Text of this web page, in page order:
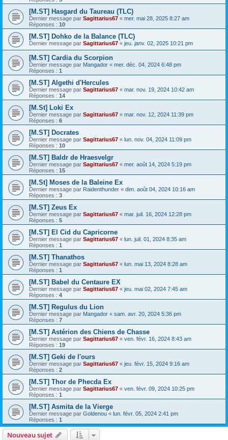
[M.ST] Hasgard du Taureau (TLC)
Dernier message par Sagittarius67 « mer. mai 28, 2025 8:27 am
Réponses : 10
[M.ST] Dohko de la Balance (TLC)
Dernier message par Sagittarius67 « jeu. janv. 02, 2025 10:21 pm
[M.ST] Cardia du Scorpion
Dernier message par Mangador « mer. déc. 04, 2024 6:48 pm
Réponses : 1
[M.ST] Algethi d'Hercules
Dernier message par Sagittarius67 « mar. nov. 19, 2024 10:42 am
Réponses : 14
[M.St] Loki Ex
Dernier message par Sagittarius67 « mar. nov. 12, 2024 11:39 pm
Réponses : 6
[M.ST] Docrates
Dernier message par Sagittarius67 « lun. nov. 04, 2024 11:09 pm
Réponses : 10
[M.ST] Baldr de Hraesvelgr
Dernier message par Sagittarius67 « mer. août 14, 2024 5:19 pm
Réponses : 15
[M.St] Moses de la Baleine Ex
Dernier message par Raidenthunder « dim. août 04, 2024 10:16 am
Réponses : 3
[M.ST] Zeus Ex
Dernier message par Sagittarius67 « mar. juil. 16, 2024 12:28 pm
Réponses : 5
[M.ST] El Cid du Capricorne
Dernier message par Sagittarius67 « lun. juil. 01, 2024 8:35 am
Réponses : 1
[M.ST] Thanathos
Dernier message par Sagittarius67 « lun. mai 13, 2024 8:28 am
Réponses : 1
[M.ST] Babel du Centaure EX
Dernier message par Sagittarius67 « jeu. mai 02, 2024 7:45 am
Réponses : 4
[M.ST] Regulus du Lion
Dernier message par Mangador « sam. avr. 20, 2024 5:36 pm
Réponses : 7
[M.ST] Astérion des Chiens de Chasse
Dernier message par Sagittarius67 « ven. févr. 16, 2024 8:43 am
Réponses : 19
[M.ST] Geki de l'ours
Dernier message par Sagittarius67 « jeu. févr. 15, 2024 9:16 am
Réponses : 2
[M.ST] Thor de Phecda Ex
Dernier message par Sagittarius67 « ven. févr. 09, 2024 10:25 pm
Réponses : 1
[M.ST] Asmita de la Vierge
Dernier message par Goldenou « lun. févr. 05, 2024 2:41 pm
Réponses : 1
Nouveau sujet